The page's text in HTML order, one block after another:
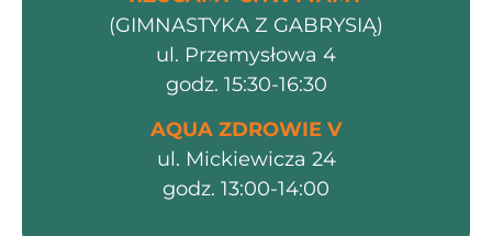
(GIMNASTYKA Z GABRYSIĄ)
ul. Przemysłowa 4
godz. 15:30-16:30
AQUA ZDROWIE V
ul. Mickiewicza 24
godz. 13:00-14:00